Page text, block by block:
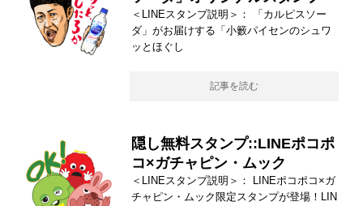
＜LINEスタンプ説明＞： 「カルピスソー
ダ」がお届けする「小籔パイセンのシュワ
ッとほぐし
記事を読む
隠し無料スタンプ::LINEポコポ
コ×ガチャピン・ムック
＜LINEスタンプ説明＞： LINEポコポコ×ガ
チャピン・ムック限定スタンプが登場！LIN